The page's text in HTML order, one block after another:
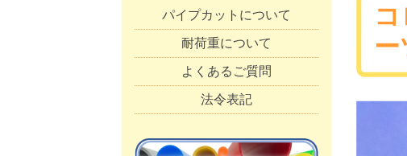
ー
パイプカットについて
耐荷重について
よくあるご質問
法令表記